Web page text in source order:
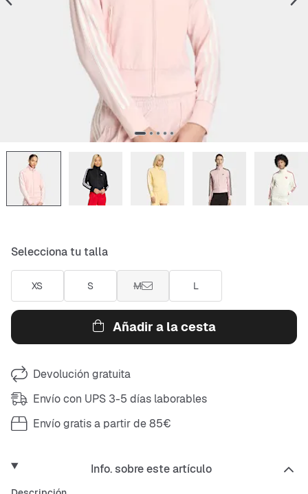
Selecciona tu talla
XS S M L
Añadir a la cesta
Devolución gratuita
Envío con UPS 3-5 días laborables
Envío gratis a partir de 85€
Info. sobre este artículo